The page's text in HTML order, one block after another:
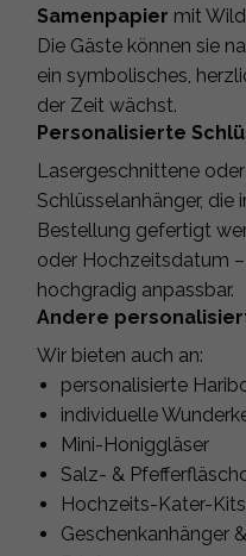
Samenpapier mit
Die Gäste können sie
ein symbolisches,
der Zeit wächst.
Personalisierte
Lasergeschnittene
Schlüsselanhänger, die
Bestellung gefertigt
oder Hochzeitsdatum
hochgradig anpassbar.
Andere
Wir bieten auch an:
personalisierte
individuelle
Mini-Honiggläser
Salz- &
Hochzeits-Kater-Kits
Geschenkanhänger